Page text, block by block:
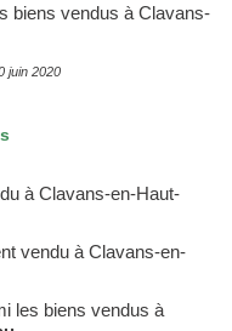
biens vendus à Clavans-
juin 2020
à Clavans-en-Haut-
vendu à Clavans-en-
les biens vendus à